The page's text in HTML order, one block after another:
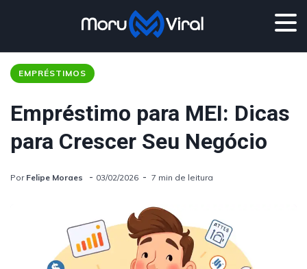
EMPRÉSTIMOS
Empréstimo para MEI: Dicas
para Crescer Seu Negócio
Por Felipe Moraes 03/02/2026 7 min de leitura